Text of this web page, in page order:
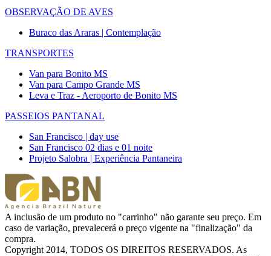
OBSERVAÇÃO DE AVES
Buraco das Araras | Contemplação
TRANSPORTES
Van para Bonito MS
Van para Campo Grande MS
Leva e Traz - Aeroporto de Bonito MS
PASSEIOS PANTANAL
San Francisco | day use
San Francisco 02 dias e 01 noite
Projeto Salobra | Experiência Pantaneira
A inclusão de um produto no "carrinho" não garante seu preço. Em
caso de variação, prevalecerá o preço vigente na "finalização" da
compra.
Copyright 2014, TODOS OS DIREITOS RESERVADOS. As